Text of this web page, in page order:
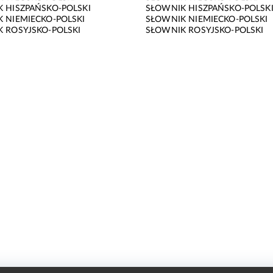
HISZPAŃSKO-POLSKI
NIEMIECKO-POLSKI
ROSYJSKO-POLSKI
SŁOWNIK HISZPAŃSKO-POLSKI
SŁOWNIK NIEMIECKO-POLSKI
SŁOWNIK ROSYJSKO-POLSKI